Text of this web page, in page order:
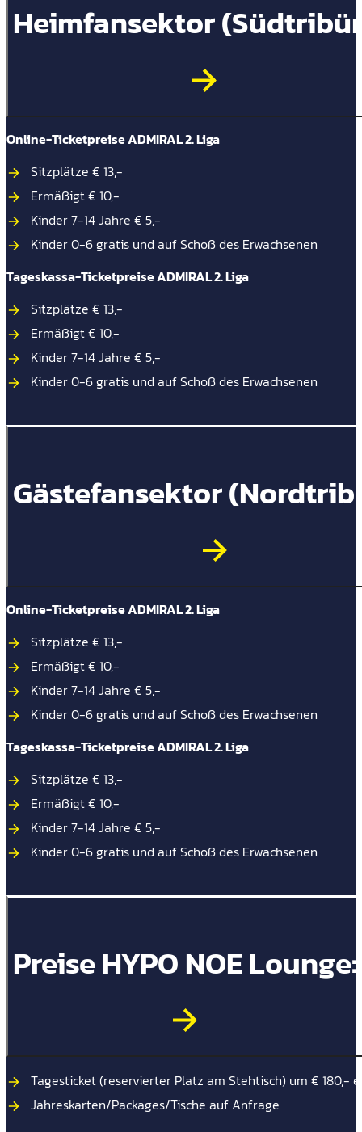
Heimfansektor
Online-Ticketpreise ADMIRAL 2. Liga
Sitzplätze € 13,-
Ermäßigt € 10,-
Kinder 7-14 Jahre € 5,-
Kinder 0-6 gratis und auf Schoß des Erwachsenen
Tageskassa-Ticketpreise ADMIRAL 2. Liga
Sitzplätze € 13,-
Ermäßigt € 10,-
Kinder 7-14 Jahre € 5,-
Kinder 0-6 gratis und auf Schoß des Erwachsenen
Gästefansektor
Online-Ticketpreise ADMIRAL 2. Liga
Sitzplätze € 13,-
Ermäßigt € 10,-
Kinder 7-14 Jahre € 5,-
Kinder 0-6 gratis und auf Schoß des Erwachsenen
Tageskassa-Ticketpreise ADMIRAL 2. Liga
Sitzplätze € 13,-
Ermäßigt € 10,-
Kinder 7-14 Jahre € 5,-
Kinder 0-6 gratis und auf Schoß des Erwachsenen
Preise HYPO NOE Lounge:
Tagesticket (reservierter Platz am Stehtisch) um € 180,-
Jahreskarten/Packages/Tische auf Anfrage